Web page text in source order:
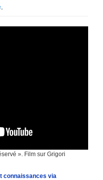
.
». Film sur Grigori
connaissances via